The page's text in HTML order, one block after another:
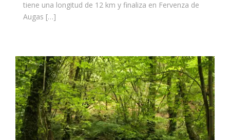
tiene una longitud de 12 km y finaliza en Fervenza de
Augas […]